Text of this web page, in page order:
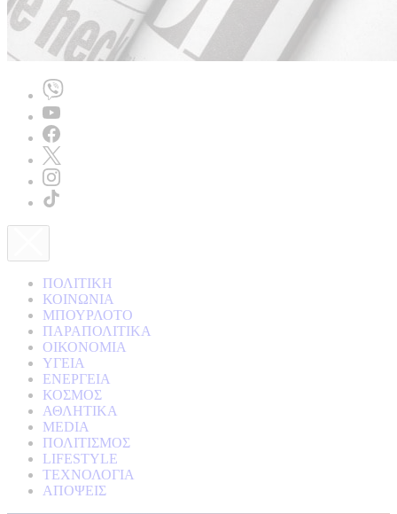
ΠΟΛΙΤΙΚΗ
ΚΟΙΝΩΝΙΑ
ΜΠΟΥΡΛΟΤΟ
ΠΑΡΑΠΟΛΙΤΙΚΑ
ΟΙΚΟΝΟΜΙΑ
ΥΓΕΙΑ
ΕΝΕΡΓΕΙΑ
ΚΟΣΜΟΣ
ΑΘΛΗΤΙΚΑ
MEDIA
ΠΟΛΙΤΙΣΜΟΣ
LIFESTYLE
ΤΕΧΝΟΛΟΓΙΑ
ΑΠΟΨΕΙΣ